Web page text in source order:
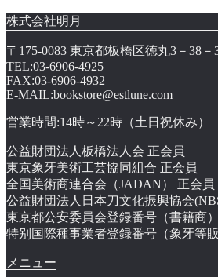
株式会社明月
〒175-0083 東京都板橋区徳丸3－38－
TEL:03-6906-4925
FAX:03-6906-4932
E-MAIL:bookstore@estlune.com
営業時間:14時～22時（土日祝休み）
公益財団法人板橋法人会 正会員
東京象牙美術工芸協同組合 正会員
全国美術商連合会（JADAN） 正会員
公益財団法人日本刀文化振興協会
東京都公安委員会登録番号（書籍商
特别国際種事業者登録番号（象牙等
メニュー